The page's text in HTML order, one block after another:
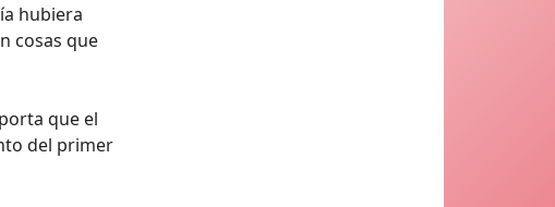
hubiera
cosas que
que el
del primer